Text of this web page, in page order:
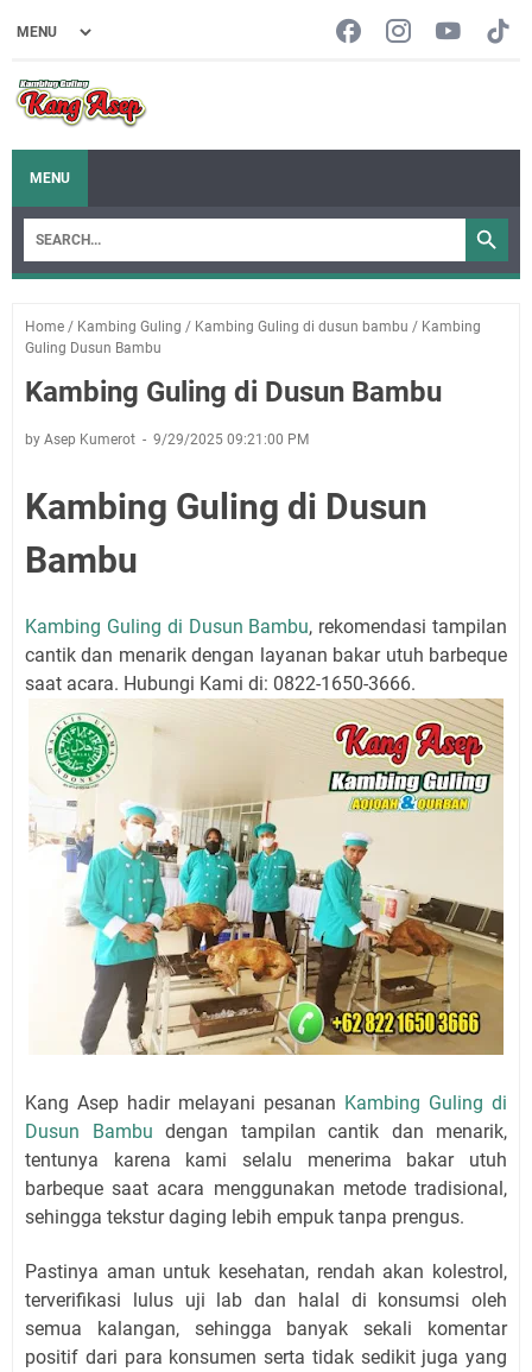
MENU
Home / Kambing Guling / Kambing Guling di dusun bambu / Kambing
Guling Dusun Bambu
Kambing Guling di Dusun Bambu
by Asep Kumerot 9/29/2025 09:21:00 PM
Kambing Guling di Dusun
Bambu
Kambing Guling di Dusun Bambu, rekomendasi tampilan
cantik dan menarik dengan layanan bakar utuh barbeque
saat acara. Hubungi Kami di: 0822-1650-3666.
Kang Asep hadir melayani pesanan Kambing Guling di
Dusun Bambu dengan tampilan cantik dan menarik,
tentunya karena kami selalu menerima bakar utuh
barbeque saat acara menggunakan metode tradisional,
sehingga tekstur daging lebih empuk tanpa prengus.
Pastinya aman untuk kesehatan, rendah akan kolestrol,
terverifikasi lulus uji lab dan halal di konsumsi oleh
semua kalangan, sehingga banyak sekali komentar
positif dari para konsumen serta tidak sedikit juga yang